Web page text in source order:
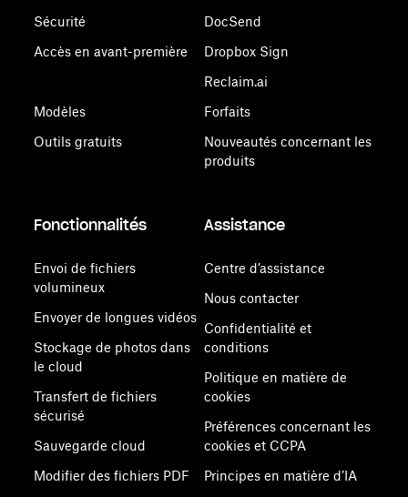
Sécurité
Accès en avant-première
Modèles
Outils gratuits
DocSend
Dropbox Sign
Reclaim.ai
Forfaits
Nouveautés concernant les
produits
Fonctionnalités
Envoi de fichiers
volumineux
Envoyer de longues vidéos
Stockage de photos dans
le cloud
Transfert de fichiers
sécurisé
Sauvegarde cloud
Modifier des fichiers PDF
Assistance
Centre d’assistance
Nous contacter
Confidentialité et
conditions
Politique en matière de
cookies
Préférences concernant les
cookies et CCPA
Principes en matière d’IA